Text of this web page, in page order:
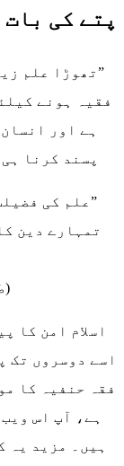
پتے کی بات
”تھوڑا علم
فقیہ ہونے
ہے اور
پسند کرنا ہی
”علم کی
تمہارے دین
اسلام امن کا
اسے دوسروں تک
فقہ حنفیہ کا
ہے، آپ اس
ہیں۔ مزید یہ